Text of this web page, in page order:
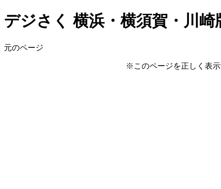
デジさく 横浜・横須賀・川崎
元のページ
※このページを正しく表示